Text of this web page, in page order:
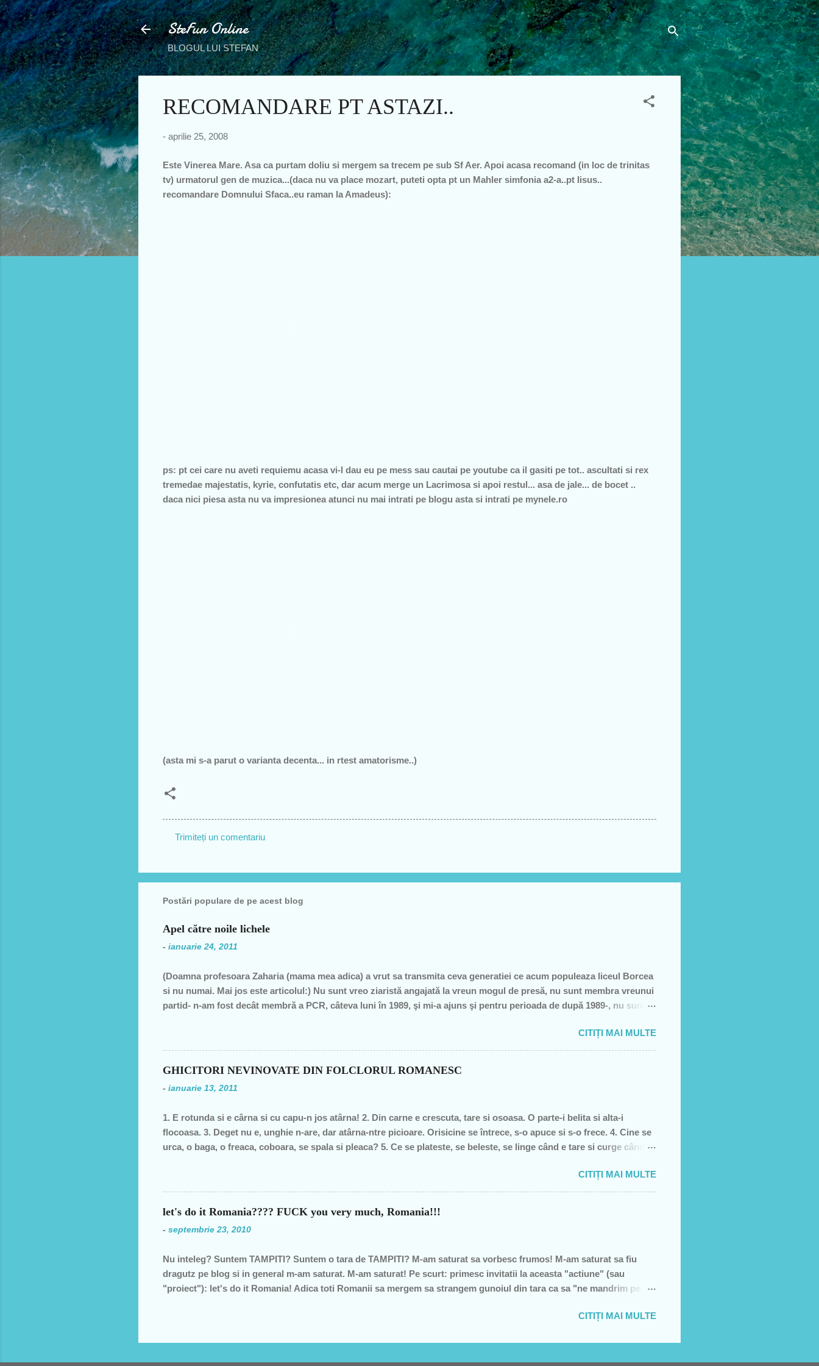
Treceți la conținutul principal
SteFun Online
BLOGUL LUI STEFAN
RECOMANDARE PT ASTAZI..
- aprilie 25, 2008
Este Vinerea Mare. Asa ca purtam doliu si mergem sa trecem pe sub Sf Aer. Apoi acasa recomand (in loc de trinitas
tv) urmatorul gen de muzica...(daca nu va place mozart, puteti opta pt un Mahler simfonia a2-a..pt Iisus..
recomandare Domnului Sfaca..eu raman la Amadeus):
ps: pt cei care nu aveti requiemu acasa vi-l dau eu pe mess sau cautai pe youtube ca il gasiti pe tot.. ascultati si rex
tremedae majestatis, kyrie, confutatis etc, dar acum merge un Lacrimosa si apoi restul... asa de jale... de bocet ..
daca nici piesa asta nu va impresionea atunci nu mai intrati pe blogu asta si intrati pe mynele.ro
(asta mi s-a parut o varianta decenta... in rtest amatorisme..)
m
e
t
a
i
Trimiteți un comentariu
Postări populare de pe acest blog
Apel către noile lichele
- ianuarie 24, 2011
(Doamna profesoara Zaharia (mama mea adica) a vrut sa transmita ceva generatiei ce acum populeaza liceul Borcea
si nu numai. Mai jos este articolul:) Nu sunt vreo ziaristă angajată la vreun mogul de presă, nu sunt membra vreunui
partid- n-am fost decât membră a PCR, câteva luni în 1989, şi mi-a ajuns şi pentru perioada de după 1989-, nu sunt
ţară, o bugetară care nu produce nimic concret şi care mai scoate şi tâmpiţi în urma prestaţiei sale- asa cum rezultă
din discursul primului politician al ţării. "Mea culpa" (pentru pdl-işti, aceasta nu e o înjurătură)! Recunosc acum că
speranţa că ceva se va schimba, o dată cu noua generaţie. Î...
CITIȚI MAI MULTE
GHICITORI NEVINOVATE DIN FOLCLORUL ROMANESC
- ianuarie 13, 2011
1. E rotunda si e cârna si cu capu-n jos atârna! 2. Din carne e crescuta, tare si osoasa. O parte-i belita si alta-i
flocoasa. 3. Deget nu e, unghie n-are, dar atârna-ntre picioare. Orisicine se întrece, s-o apuce si s-o frece. 4. Cine se
urca, o baga, o freaca, coboara, se spala si pleaca? 5. Ce se plateste, se beleste, se linge când e tare si curge când e
fund si intra toata. Si acum raspunsurile... 1. ghinda 2. pana de gâsca 3. tâta vacii 4. cosarul 5. înghetata 6. marca
postala, timbrul 7. cizma Daca v-ati gandit la prostii.... sa va fie rusine....
CITIȚI MAI MULTE
let's do it Romania???? FUCK you very much, Romania!!!
- septembrie 23, 2010
Nu inteleg? Suntem TAMPITI? Suntem o tara de TAMPITI? M-am saturat sa vorbesc frumos! M-am saturat sa fiu
dragutz pe blog si in general m-am saturat. M-am saturat! Pe scurt: primesc invitatii la aceasta "actiune" (sau
"proiect"): let's do it Romania! Adica toti Romanii sa mergem sa strangem gunoiul din tara ca sa "ne mandrim pe
GUNOI!!! Va rocomand sa NU va duceti la acest "eveniment" si am sa explic imediat de ce. Mai intai sa precizez ca
Am mers pentru ca mi s-a parut just sa merg acolo si am mers, dar acum mi se pare nu numai stupid si nejustificat
CITIȚI MAI MULTE